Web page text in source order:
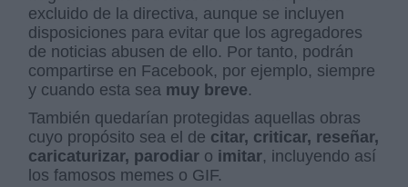
excluido de la directiva, aunque se incluyen
disposiciones para evitar que los agregadores
de noticias abusen de ello. Por tanto, podrán
compartirse en Facebook, por ejemplo, siempre
y cuando esta sea muy breve.
También quedarían protegidas aquellas obras
cuyo propósito sea el de citar, criticar, reseñar,
caricaturizar, parodiar o imitar, incluyendo así
los famosos memes o GIF.